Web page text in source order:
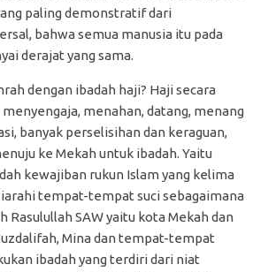
paling demonstratif dari
bahwa semua manusia itu pada
derajat yang sama.
dengan ibadah haji? Haji secara
menahan, datang, menang
banyak perselisihan dan keraguan,
ke Mekah untuk ibadah. Yaitu
kewajiban rukun Islam yang kelima
tempat-tempat suci sebagaimana
Rasulullah SAW yaitu kota Mekah dan
Mina dan tempat-tempat
ibadah yang terdiri dari niat